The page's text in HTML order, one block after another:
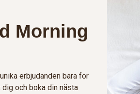
Morning
erbjudanden bara för
och boka din nästa